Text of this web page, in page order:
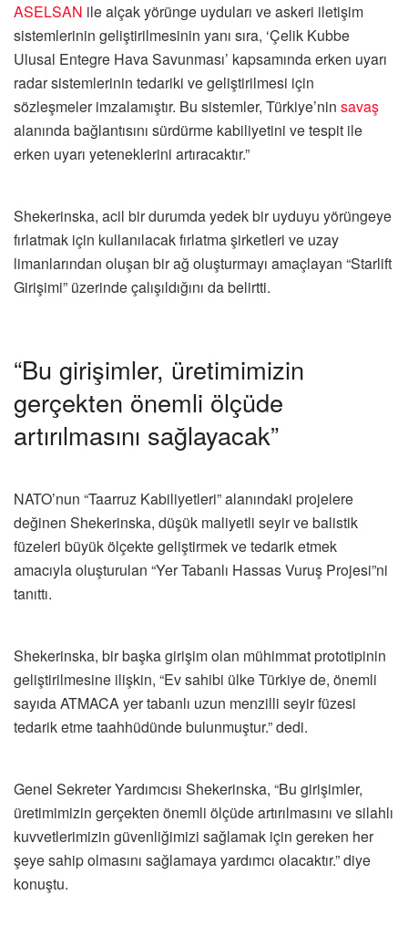
ASELSAN ile alçak yörünge uyduları ve askeri iletişim
sistemlerinin geliştirilmesinin yanı sıra, ‘Çelik Kubbe
Ulusal Entegre Hava Savunması’ kapsamında erken uyarı
radar sistemlerinin tedariki ve geliştirilmesi için
sözleşmeler imzalamıştır. Bu sistemler, Türkiye’nin savaş
alanında bağlantısını sürdürme kabiliyetini ve tespit ile
erken uyarı yeteneklerini artıracaktır.”
Shekerinska, acil bir durumda yedek bir uyduyu yörüngeye
fırlatmak için kullanılacak fırlatma şirketleri ve uzay
limanlarından oluşan bir ağ oluşturmayı amaçlayan “Starlift
Girişimi” üzerinde çalışıldığını da belirtti.
“Bu girişimler, üretimimizin
gerçekten önemli ölçüde
artırılmasını sağlayacak”
NATO’nun “Taarruz Kabiliyetleri” alanındaki projelere
değinen Shekerinska, düşük maliyetli seyir ve balistik
füzeleri büyük ölçekte geliştirmek ve tedarik etmek
amacıyla oluşturulan “Yer Tabanlı Hassas Vuruş Projesi”ni
tanıttı.
Shekerinska, bir başka girişim olan mühimmat prototipinin
geliştirilmesine ilişkin, “Ev sahibi ülke Türkiye de, önemli
sayıda ATMACA yer tabanlı uzun menzilli seyir füzesi
tedarik etme taahhüdünde bulunmuştur.” dedi.
Genel Sekreter Yardımcısı Shekerinska, “Bu girişimler,
üretimimizin gerçekten önemli ölçüde artırılmasını ve silahlı
kuvvetlerimizin güvenliğimizi sağlamak için gereken her
şeye sahip olmasını sağlamaya yardımcı olacaktır.” diye
konuştu.